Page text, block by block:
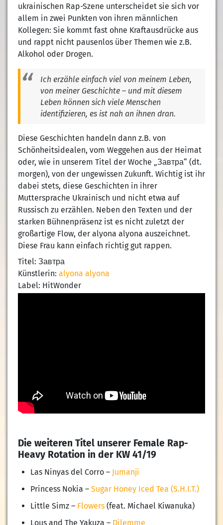
ukrainischen Rap-Szene unterscheidet sie sich vor
allem in zwei Punkten von ihren männlichen
Kollegen: Sie kommt fast ohne Kraftausdrücke aus
und rappt nicht pausenlos über Themen wie z.B.
Alkohol oder Drogen.
Ich erzähle einfach viel von meinem Leben,
von meiner Geschichte – und mit diesem
Leben können sich viele Menschen
identifizieren, es ist nah an ihnen dran.
Diese Geschichten handeln dann z.B. von
Schönheitsidealen, vom Weggehen aus der Heimat
oder, wie in unserem Titel der Woche „Завтра“ (dt.
morgen), von der ungewissen Zukunft. Wichtig ist ihr
dabei stets, diese Geschichten in ihrer
Muttersprache Ukrainisch und nicht etwa auf
Russisch zu erzählen. Neben den Texten und der
starken Bühnenpräsenz ist es nicht zuletzt der
großartige Flow, der alyona alyona auszeichnet.
Diese Frau kann einfach richtig gut rappen.
Titel: Завтра
Künstlerin: alyona alyona
Label: HitWonder
Die weiteren Titel unserer Female Rap-
Heavy Rotation in der KW 41/19
Las Ninyas del Corro – Jumanji
Princess Nokia – Sugar Honey Iced Tea (S.H.I.T.)
Little Simz – Flowers(feat. Michael Kiwanuka)
Lous and The Yakuza – Dilemme